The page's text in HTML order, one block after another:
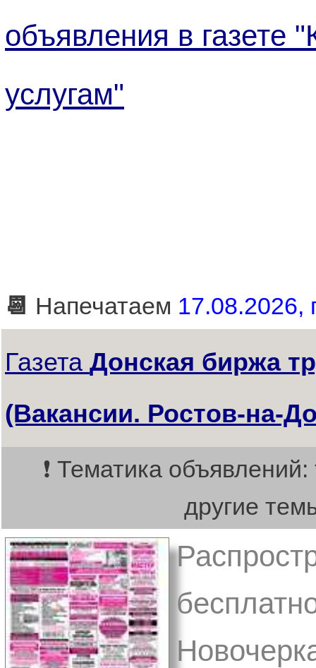
объявления в газете
услугам"
📆 Напечатаем 17.08.2026,
Газета Донская биржа
(Вакансии. Ростов-на-
❗ Тематика
другие